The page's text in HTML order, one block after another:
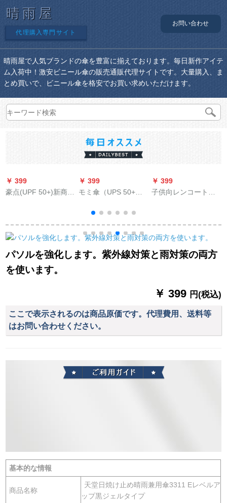
晴雨屋
代理購入専門サイト
お問い合わせ
晴雨屋で人気ブランドの傘を豊富に揃えております。毎日新作アイテ
ム入荷中！激安ビニール傘の販売通販代理サイトです。大量購入、ま
とめ買いで、ビニール傘を格安でお買い求めいただけます。
￥ 399
豪点(UPF 50+)新商品
日焼け止め傘三五折
晴雨兼用傘日傘女性
紫外線防止マニアル
三折モデル-D 1310 B
￥ 399
モミ傘（UPS 50+）
帯超軽量日傘黒ゴム
日焼け止め紫外線対
策傘ハエド晴雨兼用
傘三つ折り
￥ 399
子供向レンコート小
幼稚园の震音と同じ
男女の子供の通気性
のマルト式ポン赤の
UFOライト小学生防
パソルを強化します。紫外線対策と雨対策の両方
を使います。
￥ 399 円(税込)
ここで表示されるのは商品原価です。代理費用、送料等
はお問い合わせください。
基本的な情報
商品名称
天堂日焼け止め晴雨兼用傘3311 Eレベルア
ップ黒ジェルタイプ